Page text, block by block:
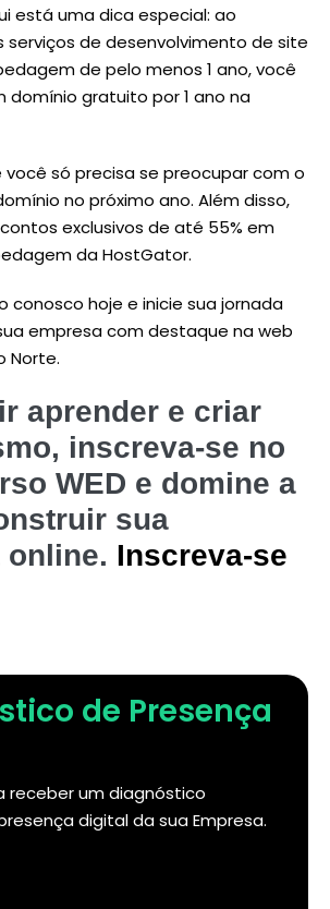
está uma dica especial: ao
serviços de desenvolvimento de site
de pelo menos 1 ano, você
domínio gratuito por 1 ano na
você só precisa se preocupar com o
no próximo ano. Além disso,
exclusivos de até 55% em
da HostGator.
conosco hoje e inicie sua jornada
empresa com destaque na web
Norte.
aprender e criar
inscreva-se no
WED e domine a
sua
online. Inscreva-se
de Presença
receber um diagnóstico
digital da sua Empresa.